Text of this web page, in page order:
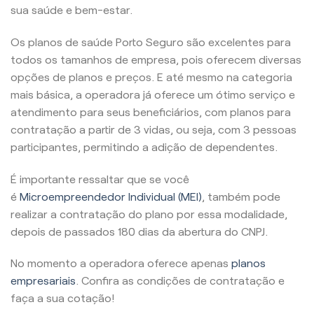
sua saúde e bem-estar.
Os planos de saúde Porto Seguro são excelentes para
todos os tamanhos de empresa, pois oferecem diversas
opções de planos e preços. E até mesmo na categoria
mais básica, a operadora já oferece um ótimo serviço e
atendimento para seus beneficiários, com planos para
contratação a partir de 3 vidas, ou seja, com 3 pessoas
participantes, permitindo a adição de dependentes.
É importante ressaltar que se você
é Microempreendedor Individual (MEI) , também pode
realizar a contratação do plano por essa modalidade,
depois de passados 180 dias da abertura do CNPJ.
No momento a operadora oferece apenas planos
empresariais . Confira as condições de contratação e
faça a sua cotação!